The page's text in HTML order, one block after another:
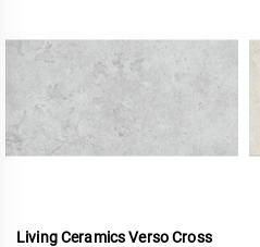
Living Ceramics Verso Cross